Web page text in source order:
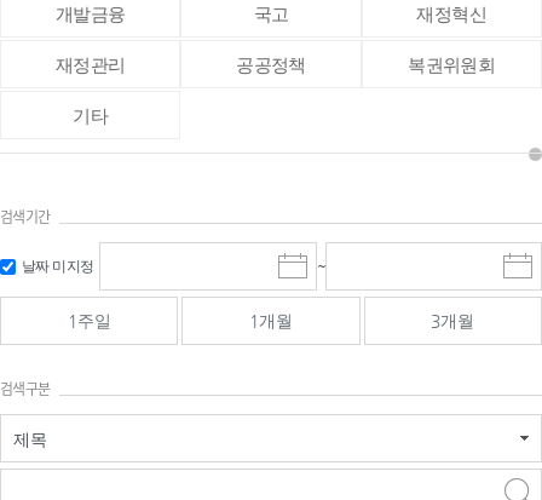
개발금융 국고 재정혁신
재정관리 공공정책 복권위원회
기타
검색기간
날짜 미지정
시
작
일
선
~
종
료
선
1주일 1개월 3개월
검색구분
제목